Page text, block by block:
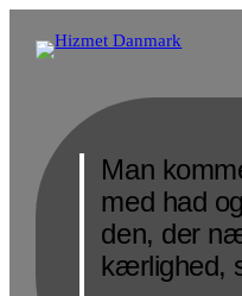
Man
med had
den, der
kærlighed,